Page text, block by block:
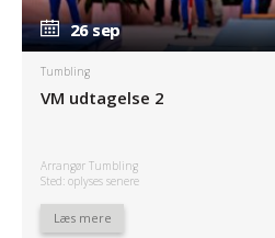
26 sep
26 sep
Tumbling
VM udtagelse 2
Arrangør Tumbling
Sted: oplyses senere
Læs mere